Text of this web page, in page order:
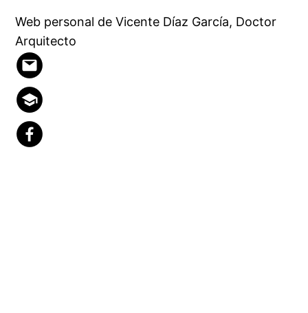
Web personal de Vicente Díaz García, Doctor
Arquitecto